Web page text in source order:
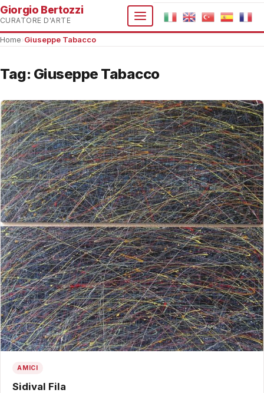
Giorgio Bertozzi
CURATORE D'ARTE
Home Giuseppe Tabacco
Tag: Giuseppe Tabacco
AMICI
Sidival Fila